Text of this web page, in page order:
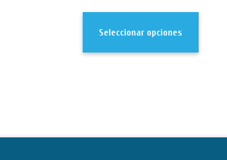
Seleccionar opciones